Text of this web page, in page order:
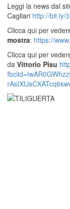
Leggi la news dal
Cagliari http://bit.ly/
Clicca qui per
mostra: https://
Clicca qui per
da Vittorio Pisu